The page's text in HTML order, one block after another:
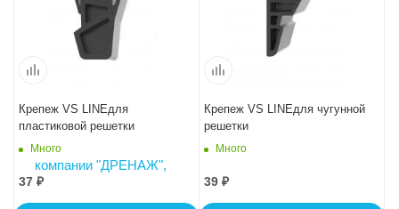
Крепеж VS LINEдля
пластиковой решетки
Много
37 ₽
Крепеж VS LINEдля чугунной
решетки
Много
39 ₽